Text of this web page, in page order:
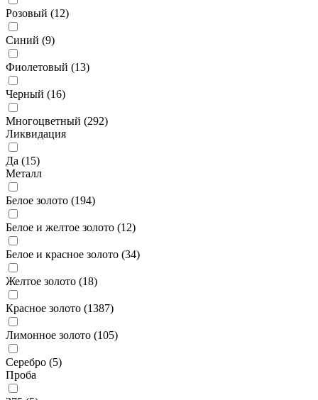
Розовый (12)
Синий (9)
Фиолетовый (13)
Черный (16)
Многоцветный (292)
Ликвидация
Да (15)
Металл
Белое золото (194)
Белое и желтое золото (12)
Белое и красное золото (34)
Желтое золото (18)
Красное золото (1387)
Лимонное золото (105)
Серебро (5)
Проба